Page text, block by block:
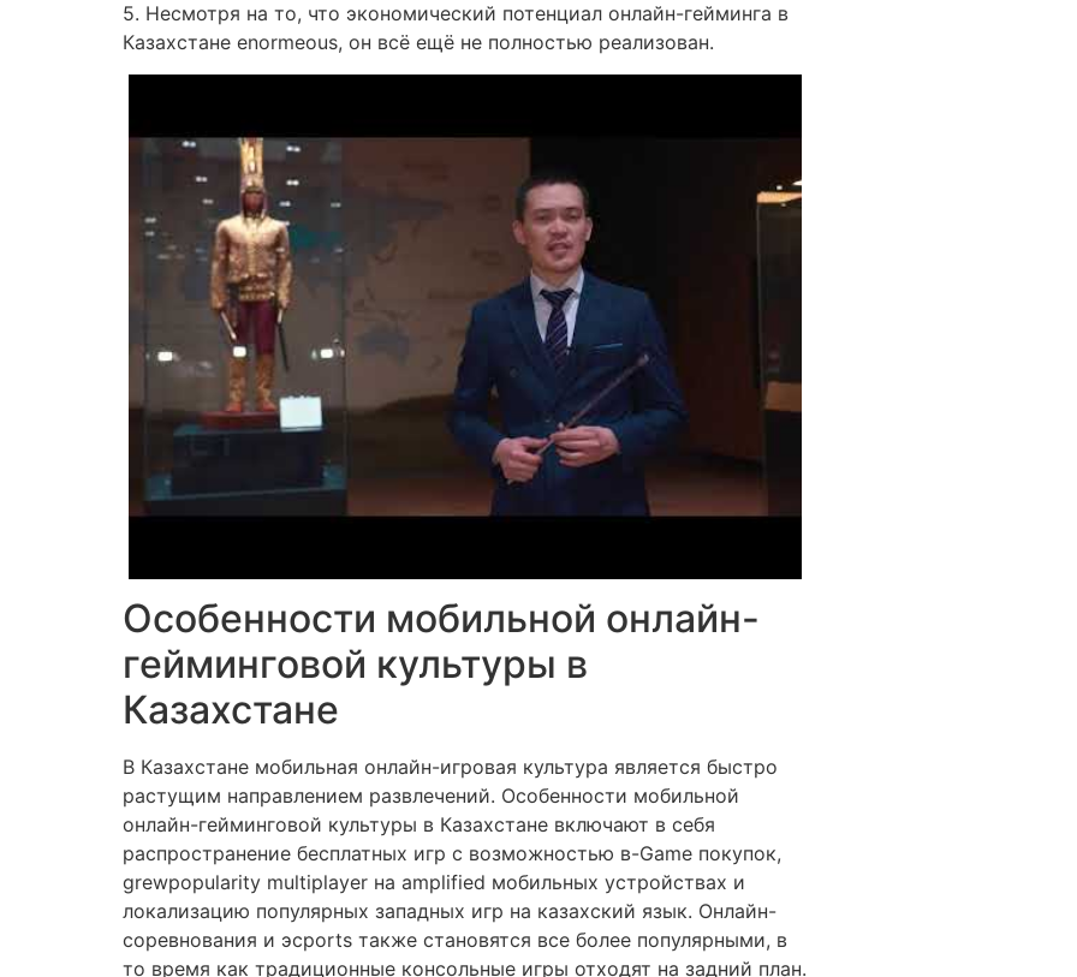
5. Несмотря на то, что экономический потенциал онлайн-гейминга в
Казахстане enormeous, он всё ещё не полностью реализован.
Особенности мобильной онлайн-
гейминговой культуры в
Казахстане
В Казахстане мобильная онлайн-игровая культура является быстро
растущим направлением развлечений. Особенности мобильной
онлайн-гейминговой культуры в Казахстане включают в себя
распространение бесплатных игр с возможностью в-Game покупок,
grewpopularity multiplayer на amplified мобильных устройствах и
локализацию популярных западных игр на казахский язык. Онлайн-
соревнования и эсports также становятся все более популярными, в
то время как традиционные консольные игры отходят на задний план.